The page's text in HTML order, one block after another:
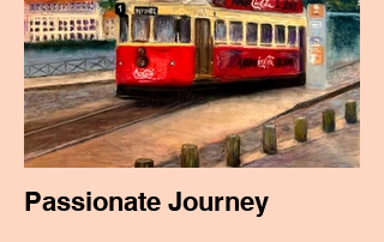
Passionate Journey